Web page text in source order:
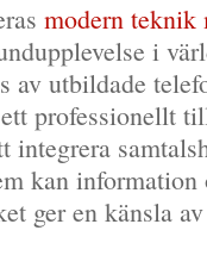
modern teknik
i
av utbildade
professionellt
integrera
kan information
ger en känsla